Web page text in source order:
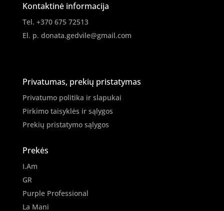
Kontaktinė informacija
Tel. +370 675 72513
El. p. donata.gedvile@gmail.com
Privatumas, prekių pristatymas
Privatumo politika ir slapukai
Pirkimo taisyklės ir sąlygos
Prekių pristatymo sąlygos
Prekės
I.Am
GR
Purple Professional
La Mani